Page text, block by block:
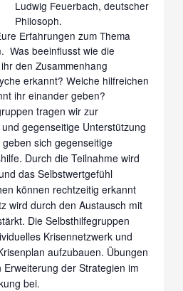
Ludwig Feuerbach, deutscher
Philosoph.
Erfahrungen zum Thema
Was beeinflusst wie die
den Zusammenhang
erkannt? Welche hilfreichen
ihr einander geben?
tragen wir zur
gegenseitige Unterstützung
sich gegenseitige
Durch die Teilnahme wird
das Selbstwertgefühl
können rechtzeitig erkannt
wird durch den Austausch mit
Die Selbsthilfegruppen
Krisennetzwerk und
aufzubauen. Übungen
der Strategien im
bei.